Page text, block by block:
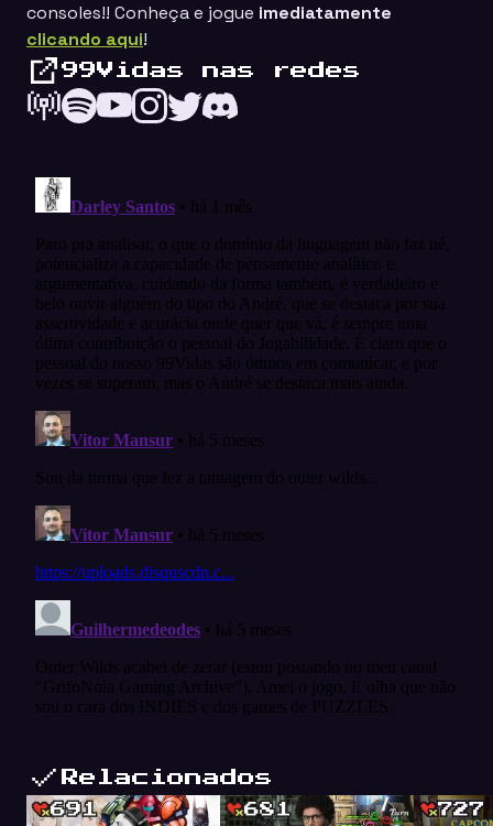
consoles!! Conheça e jogue imediatamente
clicando aqui!
99Vidas nas redes
Relacionados